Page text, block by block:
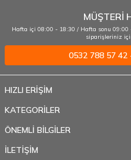
MÜŞTERİ
Hafta içi 08:00 - 18:30 / Hafta sonu
siparişleriniz
0532 788 57 42
HIZLI ERİŞİM
KATEGORİLER
ÖNEMLİ BİLGİLER
İLETİŞİM